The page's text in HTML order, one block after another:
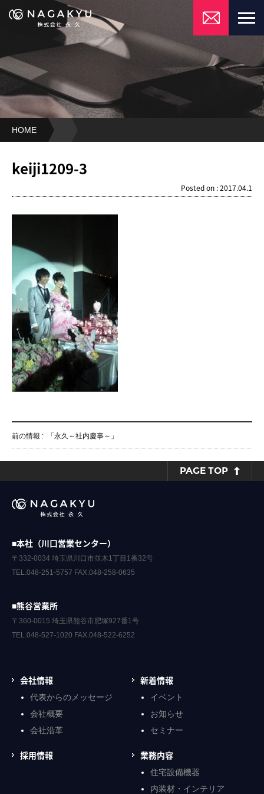
HOME
keiji1209-3
Posted on : 2017.04.1
前の情報 : 「永久～社内慶事～」
PAGE TOP
■本社（川口営業センター）
〒332-0034 埼玉県川口市並木1丁目1番32号
TEL.048-251-5757 FAX.048-258-0635
■熊谷営業所
〒360-0015 埼玉県熊谷市肥塚927番1号
TEL.048-527-1020 FAX.048-522-6252
会社情報
代表からのメッセージ
会社概要
会社沿革
新着情報
イベント
お知らせ
セミナー
採用情報 業務内容
住宅設備機器
内装材・インテリア